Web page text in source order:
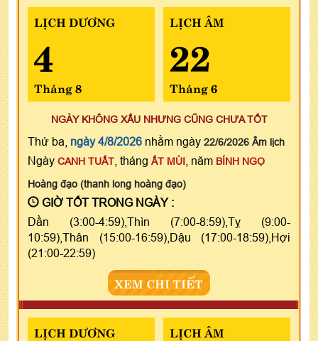
LỊCH DƯƠNG
4
Tháng 8
LỊCH ÂM
22
Tháng 6
NGÀY KHÔNG XẤU NHƯNG CŨNG CHƯA TỐT
Thứ ba, ngày 4/8/2026 nhằm ngày 22/6/2026 Âm lịch
Ngày CANH TUẤT , tháng ẤT MÙI , năm BÍNH NGỌ
Hoàng đạo (thanh long hoàng đạo)
GIỜ TỐT TRONG NGÀY :
Dần (3:00-4:59),Thìn (7:00-8:59),Tỵ (9:00-
10:59),Thân (15:00-16:59),Dậu (17:00-18:59),Hợi
(21:00-22:59)
XEM CHI TIẾT
LỊCH DƯƠNG LỊCH ÂM